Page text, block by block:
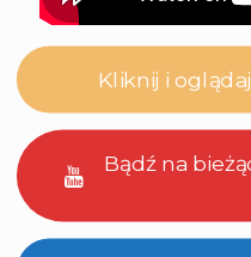
Kliknij i
Bądź na